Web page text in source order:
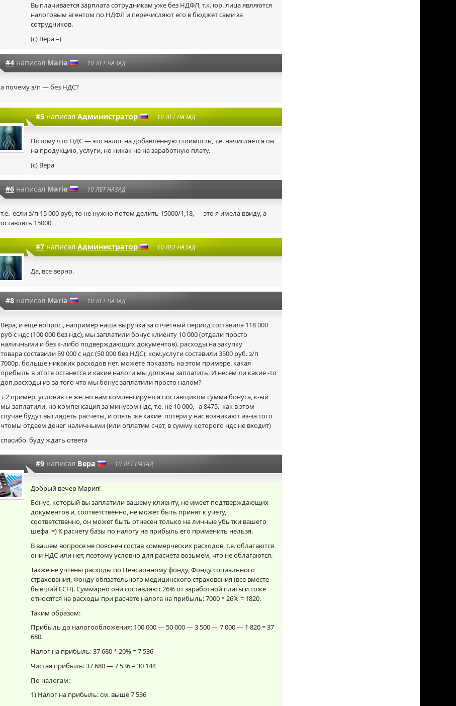
Выплачивается зарплата сотрудникам уже без НДФЛ, т.к. юр. лица являются
налоговым агентом по НДФЛ и перечисляют его в бюджет сами за
сотрудников.
(с) Вера =)
#4 написал Maria 10 ЛЕТ НАЗАД
а почему з/п — без НДС?
#5написалАдминистратор 10 ЛЕТ НАЗАД
Потому что НДС — это налог на добавленную стоимость, т.е. начисляется он
на продукцию, услуги, но никак не на заработную плату.
(с) Вера
#6 написал Maria 10 ЛЕТ НАЗАД
т.е. если з/п 15 000 руб, то не нужно потом делить 15000/1,18, — это я имела ввиду, а
оставлять 15000
#7написалАдминистратор 10 ЛЕТ НАЗАД
Да, все верно.
#8 написал Maria 10 ЛЕТ НАЗАД
Вера, и еще вопрос., например наша выручка за отчетный период составила 118 000
руб с ндс (100 000 без ндс), мы заплатили бонус клиенту 10 000 (отдали просто
наличными и без к-либо подверждающих документов). расходы на закупку
товара составили 59 000 с ндс (50 000 без НДС), ком.услуги составили 3500 руб. з/п
7000р. больше никаких расходов нет. можете показать на этом примере. какая
прибыль в итоге останется и какие налоги мы должны заплатить. И несем ли какие-то
доп.расходы из-за того что мы бонус заплатили просто налом?
+ 2 пример. условия те же. но нам компенсируется поставщиком сумма бонуса, к-ый
мы заплатили, но компенсация за минусом ндс, т.е. не 10 000, а 8475. как в этом
случае будут выглядеть расчеты, и опять же какие потери у нас возникают из-за того
чтомы отдаем денег наличными (или оплатим счет, в сумму которого ндс не входит)
спасибо. буду ждать ответа
#9 написал Вера 10 ЛЕТ НАЗАД
Добрый вечер Мария!
Бонус, который вы заплатили вашему клиенту, не имеет подтверждающих
документов и, соответственно, не может быть принят к учету,
соответственно, он может быть отнесен только на личные убытки вашего
шефа. =) К расчету базы по налогу на прибыль его применить нельзя.
В вашем вопросе не пояснен состав коммерческих расходов, т.е. облагаются
они НДС или нет, поэтому условно для расчета возьмем, что не облагаются.
Также не учтены расходы по Пенсионному фонду, Фонду социального
страхования, Фонду обязательного медицинского страхования (все вместе —
бывший ЕСН). Суммарно они составляют 26% от заработной платы и тоже
относятся на расходы при расчете налога на прибыль: 7000 * 26% = 1820.
Таким образом:
Прибыль до налогообложения: 100 000 — 50 000 — 3 500 — 7 000 — 1 820 = 37
680.
Налог на прибыль: 37 680 * 20% = 7 536
Чистая прибыль: 37 680 — 7 536 = 30 144
По налогам:
1) Налог на прибыль: см. выше 7 536